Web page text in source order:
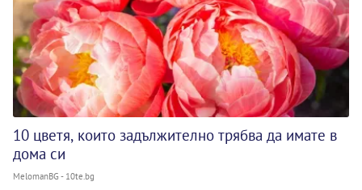
10 цветя, които задължително трябва да имате в
дома си
MelomanBG - 10te.bg